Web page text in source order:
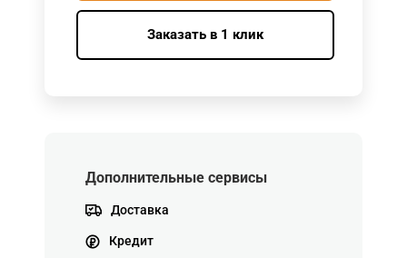
Заказать в 1 клик
Дополнительные сервисы
Доставка
Кредит